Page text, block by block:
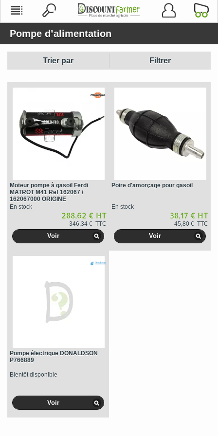
Pompe d’alimentation
Trier par Filtrer
Moteur pompe à gasoil Ferdi
MATROT M41 Ref 162067 /
162067000 ORIGINE
En stock
288,62 € HT
346,34 € TTC
Voir
Poire d'amorçage pour gasoil
En stock
38,17 € HT
45,80 € TTC
Voir
Pompe électrique DONALDSON
P766889
Bientôt disponible
Voir